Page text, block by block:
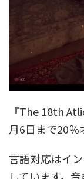
『The 18th
月6日まで20％
言語対応はイ